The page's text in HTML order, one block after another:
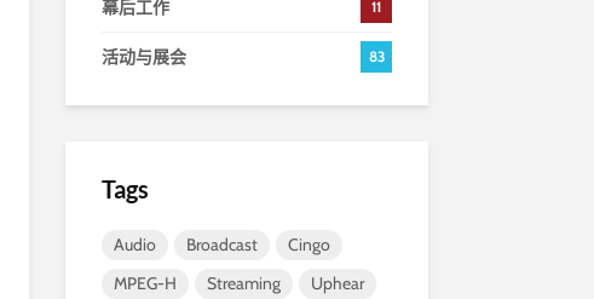
幕后工作 11
活动与展会 83
Tags
Audio Broadcast
Cingo
MPEG-H
Streaming
Uphear